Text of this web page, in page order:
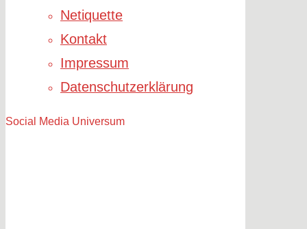
Netiquette
Kontakt
Impressum
Datenschutzerklärung
Social Media Universum